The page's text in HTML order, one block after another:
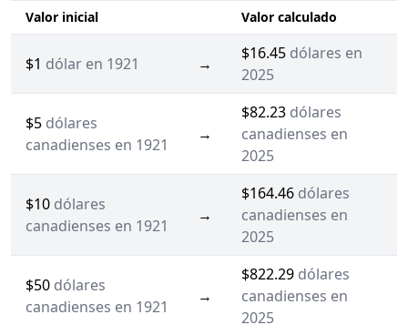
Valor inicial Valor calculado
$1 dólar en 1921 →
$16.45 dólares en
2025
$5 dólares
canadienses en 1921
→
$82.23 dólares
canadienses en
2025
$10 dólares
canadienses en 1921
→
$164.46 dólares
canadienses en
2025
$50 dólares
canadienses en 1921
→
$822.29 dólares
canadienses en
2025